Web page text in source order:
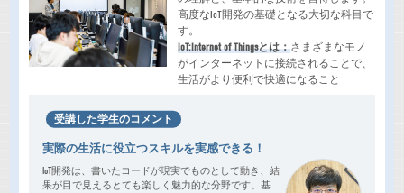
高度なIoT開発の基礎となる大切な科目で
す。
IoT:Internet of Thingsとは：さまざまなモノ
がインターネットに接続されることで、
生活がより便利で快適になること
受講した学生のコメント
実際の生活に役立つスキルを実感できる！
IoT開発は、書いたコードが現実でものとして動き、結
果が目で見えるとても楽しく魅力的な分野です。基